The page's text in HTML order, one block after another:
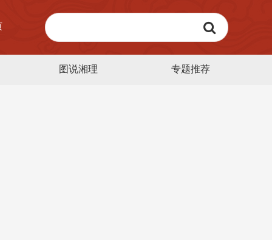
图说湘理 专题推荐